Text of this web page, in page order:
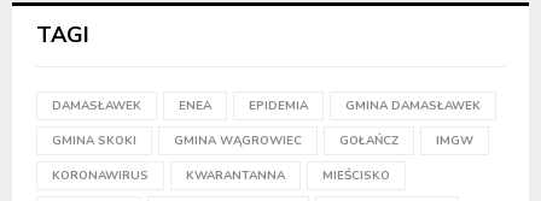
TAGI
DAMASŁAWEK ENEA EPIDEMIA GMINA DAMASŁAWEK
GMINA SKOKI GMINA WĄGROWIEC GOŁAŃCZ IMGW
KORONAWIRUS KWARANTANNA MIEŚCISKO